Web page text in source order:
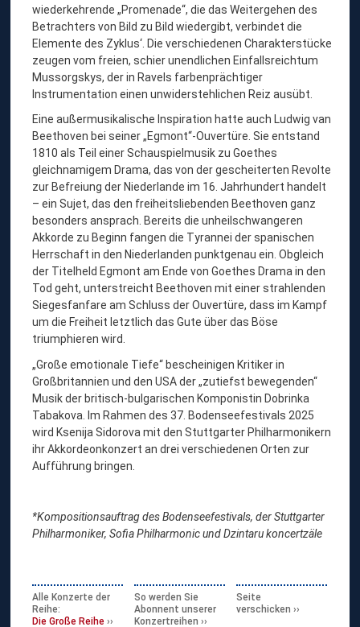
wiederkehrende „Promenade“, die das Weitergehen des
Betrachters von Bild zu Bild wiedergibt, verbindet die
Elemente des Zyklus‘. Die verschiedenen Charakterstücke
zeugen vom freien, schier unendlichen Einfallsreichtum
Mussorgskys, der in Ravels farbenprächtiger
Instrumentation einen unwiderstehlichen Reiz ausübt.
Eine außermusikalische Inspiration hatte auch Ludwig van
Beethoven bei seiner „Egmont“-Ouvertüre. Sie entstand
1810 als Teil einer Schauspielmusik zu Goethes
gleichnamigem Drama, das von der gescheiterten Revolte
zur Befreiung der Niederlande im 16. Jahrhundert handelt
– ein Sujet, das den freiheitsliebenden Beethoven ganz
besonders ansprach. Bereits die unheilschwangeren
Akkorde zu Beginn fangen die Tyrannei der spanischen
Herrschaft in den Niederlanden punktgenau ein. Obgleich
der Titelheld Egmont am Ende von Goethes Drama in den
Tod geht, unterstreicht Beethoven mit einer strahlenden
Siegesfanfare am Schluss der Ouvertüre, dass im Kampf
um die Freiheit letztlich das Gute über das Böse
triumphieren wird.
„Große emotionale Tiefe“ bescheinigen Kritiker in
Großbritannien und den USA der „zutiefst bewegenden“
Musik der britisch-bulgarischen Komponistin Dobrinka
Tabakova. Im Rahmen des 37. Bodenseefestivals 2025
wird Ksenija Sidorova mit den Stuttgarter Philharmonikern
ihr Akkordeonkonzert an drei verschiedenen Orten zur
Aufführung bringen.
*Kompositionsauftrag des Bodenseefestivals, der Stuttgarter
Philharmoniker, Sofia Philharmonic und Dzintaru koncertzäle
Alle Konzerte der
Reihe:
Die Große Reihe
So werden Sie
Abonnent unserer
Konzertreihen
Seite
verschicken